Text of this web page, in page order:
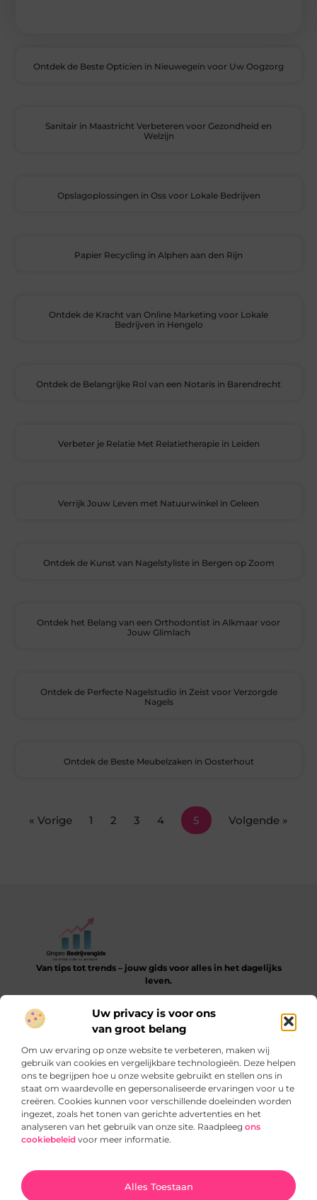
Uw privacy is voor ons
van groot belang
Om uw ervaring op onze website te verbeteren, maken wij
gebruik van cookies en vergelijkbare technologieën. Deze helpen
ons te begrijpen hoe u onze website gebruikt en stellen ons in
staat om waardevolle en gepersonaliseerde ervaringen voor u te
creëren. Cookies kunnen voor verschillende doeleinden worden
ingezet, zoals het tonen van gerichte advertenties en het
analyseren van het gebruik van onze site. Raadpleeg ons
cookiebeleid voor meer informatie.
Alles Toestaan Ga Naar
Ontdek de Beste Opticien in Nieuwegein voor Uw Oogzorg
Sanitair in Maastricht Verbeteren voor Gezondheid en
Welzijn
Opslagoplossingen in Oss voor Lokale Bedrijven
Papier Recycling in Alphen aan den Rijn
Ontdek de Kracht van Online Marketing voor Lokale
Bedrijven in Hengelo
Ontdek de Belangrijke Rol van een Notaris in Barendrecht
Verbeter je Relatie Met Relatietherapie in Leiden
Verrijk Jouw Leven met Natuurwinkel in Geleen
Ontdek de Kunst van Nagelstyliste in Bergen op Zoom
Ontdek het Belang van een Orthodontist in Alkmaar voor
Jouw Glimlach
Ontdek de Perfecte Nagelstudio in Zeist voor Verzorgde
Nagels
Ontdek de Beste Meubelzaken in Oosterhout
« Vorige 1 2 3 4 5 Volgende »
Van tips tot trends – jouw gids voor alles in het dagelijks
leven.
helpen bij het ontdekken, leren en verbeteren van je dagelijkse
routine.
Bericht categorie
Onze informatie